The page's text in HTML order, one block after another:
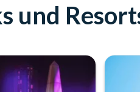
und